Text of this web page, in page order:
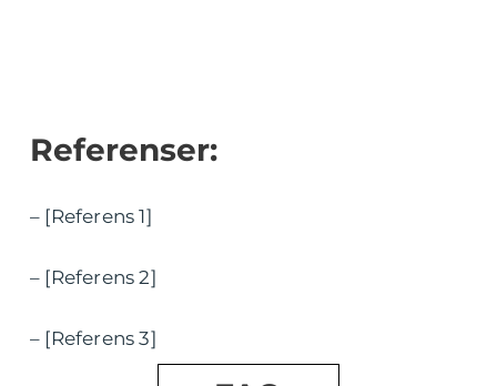
Referenser:
– [Referens 1]
– [Referens 2]
– [Referens 3]